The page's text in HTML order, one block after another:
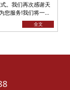
。我们再次感谢天
您服务!我们将一如
全文